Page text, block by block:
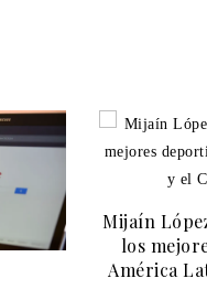
Mijaín
los
América